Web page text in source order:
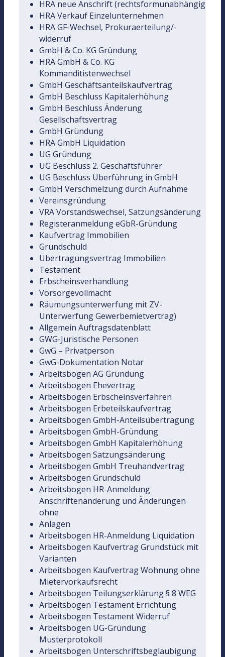
HRA neue Anschrift (rechtsformunabhängig
HRA Verkauf Einzelunternehmen
HRA GF-Wechsel, Prokuraerteilung/-
widerruf
GmbH & Co. KG Gründung
HRA GmbH & Co. KG
Kommanditistenwechsel
GmbH Geschäftsanteilskaufvertrag
GmbH Beschluss Kapitalerhöhung
GmbH Beschluss Änderung
Gesellschaftsvertrag
GmbH Gründung
HRA GmbH Liquidation
UG Gründung
UG Beschluss 2. Geschäftsführer
UG Beschluss Überführung in GmbH
GmbH Verschmelzung durch Aufnahme
Vereinsgründung
VRA Vorstandswechsel, Satzungsänderung
Registeranmeldung eGbR-Gründung
Kaufvertrag Immobilien
Grundschuld
Übertragungsvertrag Immobilien
Testament
Erbscheinsverhandlung
Vorsorgevollmacht
Räumungsunterwerfung mit ZV-
Unterwerfung Gewerbemietvertrag)
Allgemein Auftragsdatenblatt
GWG-Juristische Personen
GwG – Privatperson
GwG-Dokumentation Notar
Arbeitsbogen AG Gründung
Arbeitsbogen Ehevertrag
Arbeitsbogen Erbscheinsverfahren
Arbeitsbogen Erbeteilskaufvertrag
Arbeitsbogen GmbH-Anteilsübertragung
Arbeitsbogen GmbH-Gründung
Arbeitsbogen GmbH Kapitalerhöhung
Arbeitsbogen Satzungsänderung
Arbeitsbogen GmbH Treuhandvertrag
Arbeitsbogen Grundschuld
Arbeitsbogen HR-Anmeldung
Anschriftenänderung und Änderungen
ohne
Anlagen
Arbeitsbogen HR-Anmeldung Liquidation
Arbeitsbogen Kaufvertrag Grundstück mit
Varianten
Arbeitsbogen Kaufvertrag Wohnung ohne
Mietervorkaufsrecht
Arbeitsbogen Teilungserklärung § 8 WEG
Arbeitsbogen Testament Errichtung
Arbeitsbogen Testament Widerruf
Arbeitsbogen UG-Gründung
Musterprotokoll
Arbeitsbogen Unterschriftsbeglaubigung